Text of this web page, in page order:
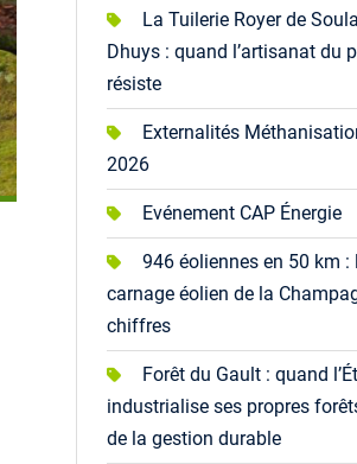
La Tuilerie Royer de
Dhuys : quand l’artisanat du
résiste
Externalités
2026
Evénement CAP Énergie
946 éoliennes en 50 km :
carnage éolien de la
chiffres
Forêt du Gault : quand
industrialise ses propres
de la gestion durable